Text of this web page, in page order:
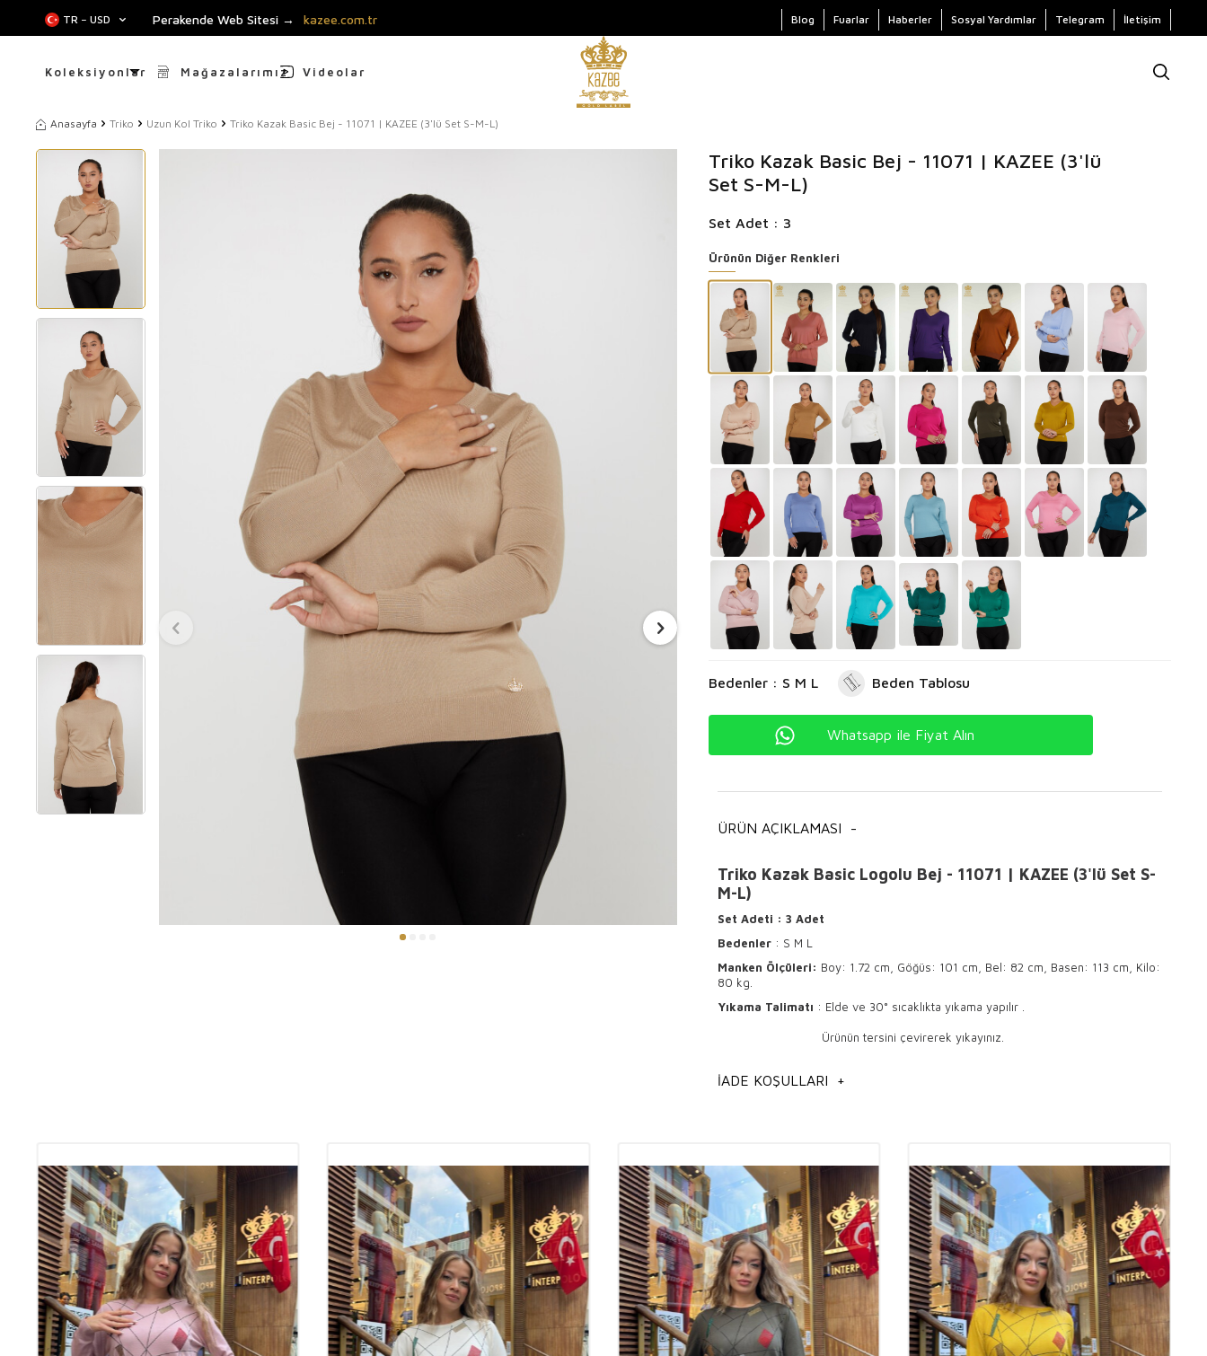
TR − USD Perakende Web Sitesi → kazee.com.tr Blog Fuarlar Haberler Sosyal Yardımlar Telegram İletişim
Koleksiyonlar Mağazalarımız Videolar
Anasayfa Triko Uzun Kol Triko Triko Kazak Basic Bej - 11071 | KAZEE (3'lü Set S-M-L)
Triko Kazak Basic Bej - 11071 | KAZEE (3'lü
Set S-M-L)
Set Adet : 3
Ürünün Diğer Renkleri
Bedenler : S M L Beden Tablosu
Whatsapp ile Fiyat Alın
ÜRÜN AÇIKLAMASI -
Triko Kazak Basic Logolu Bej - 11071 | KAZEE (3'lü Set S-
M-L)
Set Adeti : 3 Adet
Bedenler : S M L
Manken Ölçüleri: Boy: 1.72 cm, Göğüs: 101 cm, Bel: 82 cm, Basen: 113 cm, Kilo:
80 kg.
Yıkama Talimatı : Elde ve 30° sıcaklıkta yıkama yapılır .
Ürünün tersini çevirerek yıkayınız.
hem günlük kullanımda hem de özel davetlerde fark yaratır.
butik
sahiplerinin de gözdesi olan bu ürünler, modanın vazgeçilmez parçaları
arasında yer alır. Trikoların sunduğu şıklık ve konfor, kadınların dört mevsim tercih
edebileceği en moda ürünler arasındadır.
Trikoların Kalitesinin Önemi
Trikoların kalitesi, hem ürünün uzun ömürlü olması hem de giyildiğinde sağladığı
rahatlık açısından büyük önem taşır. Yüksek kaliteli trikolar, vücuda hoş bir şekilde
oturarak şık bir görünüm sağlar. Aynı zamanda, kaliteli trikolar yıkama sonrasında
bile ilk günkü formunu korur, bu da onları uzun süreli kullanım için ideal
kılar. Toptan butik sahipleri için kaliteli trikolar, müşterilere memnuniyet garantisi
sunarak sadık bir müşteri kitlesi oluşturmada önemli bir rol oynar.
İADE KOŞULLARI +